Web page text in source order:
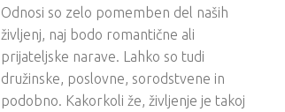
Odnosi so zelo pomemben del naših
življenj, naj bodo romantične ali
prijateljske narave. Lahko so tudi
družinske, poslovne, sorodstvene in
podobno. Kakorkoli že, življenje je takoj